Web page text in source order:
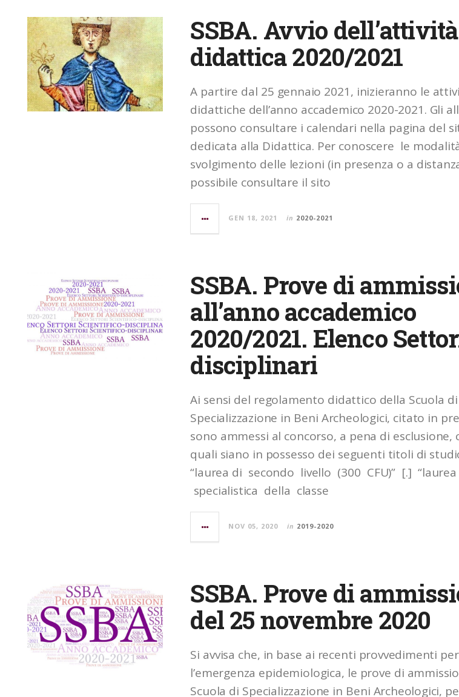
SSBA. Avvio dell’attività
didattica 2020/2021
A partire dal 25 gennaio 2021, inizieranno le
didattiche dell’anno accademico 2020-2021. Gli
possono consultare i calendari nella pagina del
dedicata alla Didattica. Per conoscere le
svolgimento delle lezioni (in presenza o a
possibile consultare il sito
GEN 18, 2021 in 2020-2021
SSBA. Prove di
all’anno accademico
2020/2021. Elenco
disciplinari
Ai sensi del regolamento didattico della Scuola di
Specializzazione in Beni Archeologici, citato in
sono ammessi al concorso, a pena di esclusione,
quali siano in possesso dei seguenti titoli di
“laurea di secondo livello (300 CFU)” [.] “laurea
specialistica della classe
NOV 05, 2020 in 2019-2020
SSBA. Prove di
del 25 novembre 2020
Si avvisa che, in base ai recenti provvedimenti per
l’emergenza epidemiologica, le prove di
Scuola di Specializzazione in Beni Archeologici,